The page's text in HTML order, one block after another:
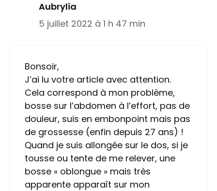
Aubrylia
5 juillet 2022 à 1 h 47 min
Bonsoir,
J’ai lu votre article avec attention.
Cela correspond à mon problème,
bosse sur l’abdomen à l’effort, pas de
douleur, suis en embonpoint mais pas
de grossesse (enfin depuis 27 ans) !
Quand je suis allongée sur le dos, si je
tousse ou tente de me relever, une
bosse « oblongue » mais très
apparente apparaît sur mon